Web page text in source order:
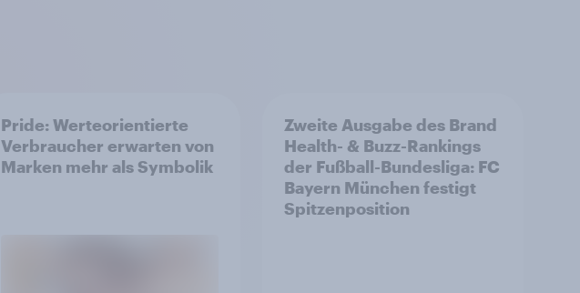
Pride: Werteorientierte
Verbraucher erwarten von
Marken mehr als Symbolik
Zweite Ausgabe des Brand
Health- & Buzz-Rankings
der Fußball-Bundesliga: FC
Bayern München festigt
Spitzenposition